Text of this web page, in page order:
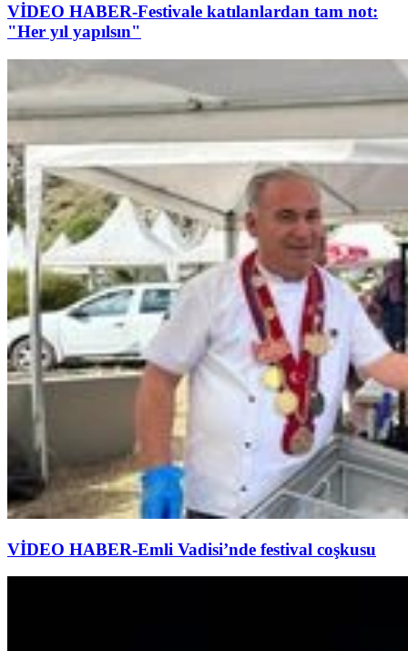
VİDEO HABER-Festivale katılanlardan tam not:
"Her yıl yapılsın"
VİDEO HABER-Emli Vadisi’nde festival coşkusu